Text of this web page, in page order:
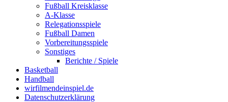
Fußball Kreisklasse
A-Klasse
Relegationsspiele
Fußball Damen
Vorbereitungsspiele
Sonstiges
Berichte / Spiele
Basketball
Handball
wirfilmendeinspiel.de
Datenschutzerklärung